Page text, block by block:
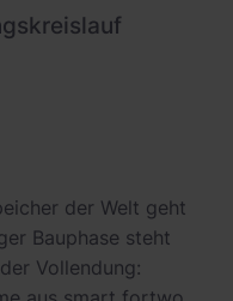
der Welt geht
Bauphase steht
Vollendung: